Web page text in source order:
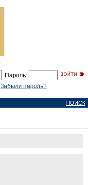
Пароль:
Забыли пароль?
ПОИСК